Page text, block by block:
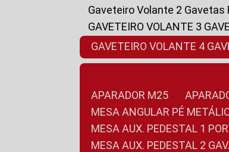
Gaveteiro Volante 2
GAVETEIRO VOLANTE 3
GAVETEIRO VOLANTE 4
APARADOR M25
MESA ANGULAR PÉ
MESA AUX. PEDESTAL 1
MESA AUX. PEDESTAL 2